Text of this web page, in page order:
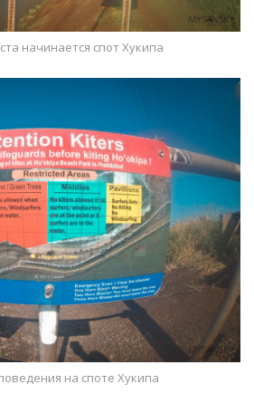
начинается спот Хукипа
на споте Хукипа